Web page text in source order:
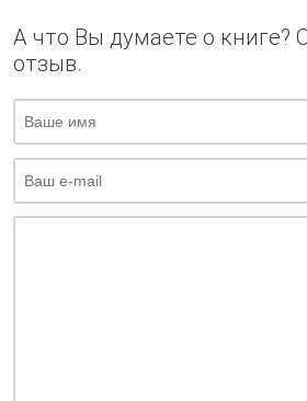
А что Вы думаете о книге?
отзыв.